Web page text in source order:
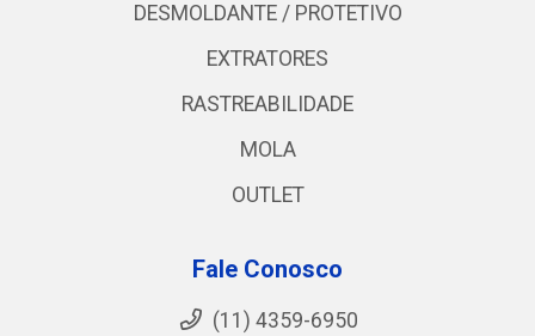
DESMOLDANTE / PROTETIVO
EXTRATORES
RASTREABILIDADE
MOLA
OUTLET
Fale Conosco
(11) 4359-6950